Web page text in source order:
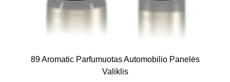
89 Aromatic Parfumuotas Automobilio Panelės
Valiklis